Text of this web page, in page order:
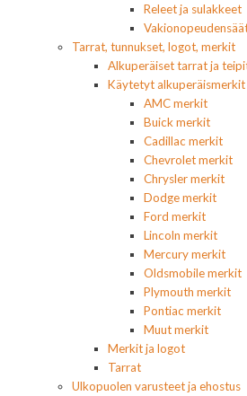
Releet ja sulakkeet
Tarrat, tunnukset, logot, merkit
Alkuperäiset tarrat ja
Käytetyt alkuperäismerkit
AMC merkit
Buick merkit
Cadillac merkit
Chevrolet merkit
Chrysler merkit
Dodge merkit
Ford merkit
Lincoln merkit
Mercury merkit
Oldsmobile merkit
Plymouth merkit
Pontiac merkit
Muut merkit
Merkit ja logot
Tarrat
Ulkopuolen varusteet ja ehostus